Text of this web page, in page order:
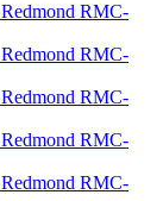
RMC-
RMC-
RMC-
RMC-
RMC-